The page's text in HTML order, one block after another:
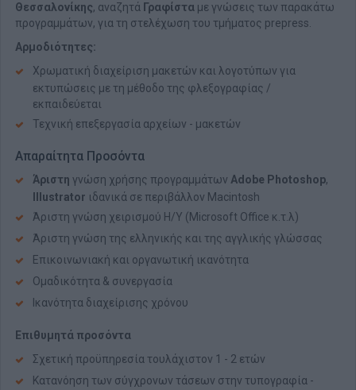
Θεσσαλονίκης, αναζητά Γραφίστα με γνώσεις των παρακάτω
προγραμμάτων, για τη στελέχωση του τμήματος prepress.
Αρμοδιότητες:
Χρωματική διαχείριση μακετών και λογοτύπων για
εκτυπώσεις με τη μέθοδο της φλεξογραφίας /
εκπαιδεύεται
Τεχνική επεξεργασία αρχείων - μακετών
Απαραίτητα Προσόντα
Άριστη γνώση χρήσης προγραμμάτων Adobe Photoshop,
Illustrator ιδανικά σε περιβάλλον Macintosh
Άριστη γνώση χειρισμού Η/Υ (Microsoft Office κ.τ.λ)
Άριστη γνώση της ελληνικής και της αγγλικής γλώσσας
Επικοινωνιακή και οργανωτική ικανότητα
Ομαδικότητα & συνεργασία
Ικανότητα διαχείρισης χρόνου
Επιθυμητά προσόντα
Σχετική προϋπηρεσία τουλάχιστον 1 - 2 ετών
Κατανόηση των σύγχρονων τάσεων στην τυπογραφία -